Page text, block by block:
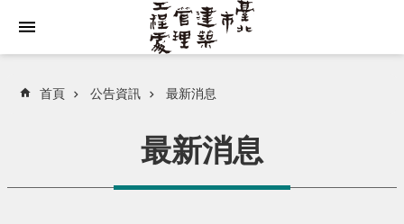
首頁 公告資訊 最新消息
最新消息